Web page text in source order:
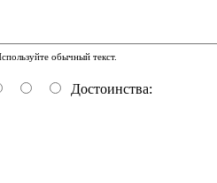
обычный текст.
Достоинства: